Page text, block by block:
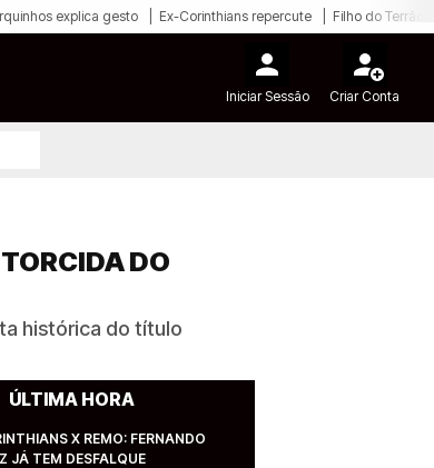
explica gesto Ex-Corinthians repercute Filho do Terrão
Iniciar Sessão Criar Conta
DO
histórica do título
ÚLTIMA HORA
X REMO: FERNANDO
JÁ TEM DESFALQUE